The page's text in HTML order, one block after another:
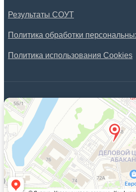
Результаты СОУТ
Политика обработки
Политика использования Cookies